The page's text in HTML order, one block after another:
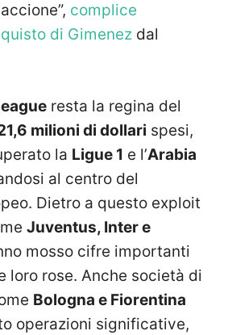
complice
di Gimenez dal
resta la regina del
milioni di dollari spesi,
la Ligue 1 e l’Arabia
al centro del
Dietro a questo exploit
Juventus, Inter e
mosso cifre importanti
loro rose. Anche società di
Bologna e Fiorentina
operazioni significative,